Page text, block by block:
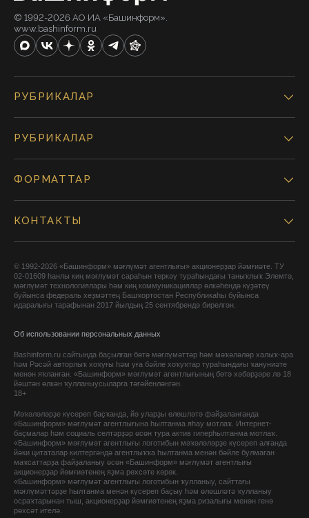
© 1992-2026 АО ИА «Башинформ».
www.bashinform.ru
РУБРИКАЛАР
РУБРИКАЛАР
ФОРМАТТАР
КОНТАКТЫ
© 1992-2026 «Башинформ» мәғлүмәт агентлығы» акционерҙар йәмғиәте. ТУ
02-01609 һанлы киң мәғлүмәт сараһын теркәү тураһындағы таныҡлыҡ Элемтә,
мәғлүмәт технологиялары һәм киң коммуникациялар өлкәһендә күҙәтеү
буйынса федераль хеҙмәттең Башҡортостан Республикаһы буйынса
идаралығы тарафынан 2017 йылдың 25 сентябрендә бирелгән.
Об использовании персональных данных
Bashinform.ru сайтында баҫылған бөтә мәғлүмәттәр һәм мәҡәләләр халыҡ-ара
һәм Рәсәй авторлыҡ хоҡуғы һәм уға бәйле хоҡуҡтар тураһындағы ҡануниәте
менән яҡланған. «Башинформ» мәғлүмәт агентлығының бөтә хәбәрҙәре лә 18
йәштән өлкән ҡулланыусыларға тәғәйенләнгән.
18+
Мәҡәләләрҙе күсереп баҫҡанда, йә уларҙы өлөшләтә файҙаланғанда
«Башинформ» мәғлүмәт агентлығына һылтанма яһау мотлаҡ. Интернет-
баҫмалар һәм социаль селтәрҙәр өсөн тура актив гиперһылтанма мотлаҡ.
«Башинформ» мәғлүмәт агентлығы логотибын мәҡәләләрҙе күсереп алғанда
йәки цитаталар килтергәндә агентлыҡҡа һылтанма менән бәйле булмаған
маҡсаттарҙа файҙаланыу өсөн «Башинформ» мәғлүмәт агентлығы
акционерҙар йәмғиәтенең яҙма рөхсәте кәрәк.
«Башинформ» мәғлүмәт агентлығы логотибын ҡулланыу, сайттағы
мәғлүмәттәрҙе һылтанма менән күсереп баҫыу һәм өлөшләтә ҡулланыу
осраҡтарынан тыш, акционерҙар йәмғиәтенең яҙма ризалығы менән генә
рөхсәт ителә.